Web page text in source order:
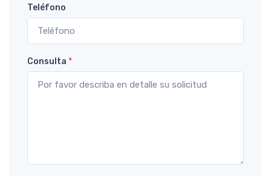
Teléfono
Consulta *